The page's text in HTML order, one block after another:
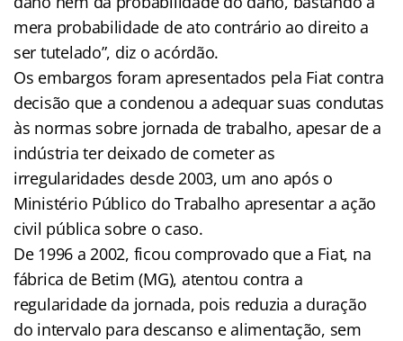
mera probabilidade de ato contrário ao direito a
ser tutelado”, diz o acórdão.
Os embargos foram apresentados pela Fiat contra
decisão que a condenou a adequar suas condutas
às normas sobre jornada de trabalho, apesar de a
indústria ter deixado de cometer as
irregularidades desde 2003, um ano após o
Ministério Público do Trabalho apresentar a ação
civil pública sobre o caso.
De 1996 a 2002, ficou comprovado que a Fiat, na
fábrica de Betim (MG), atentou contra a
regularidade da jornada, pois reduzia a duração
do intervalo para descanso e alimentação, sem